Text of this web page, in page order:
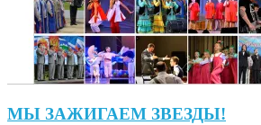
МЫ ЗАЖИГАЕМ ЗВЕЗДЫ!